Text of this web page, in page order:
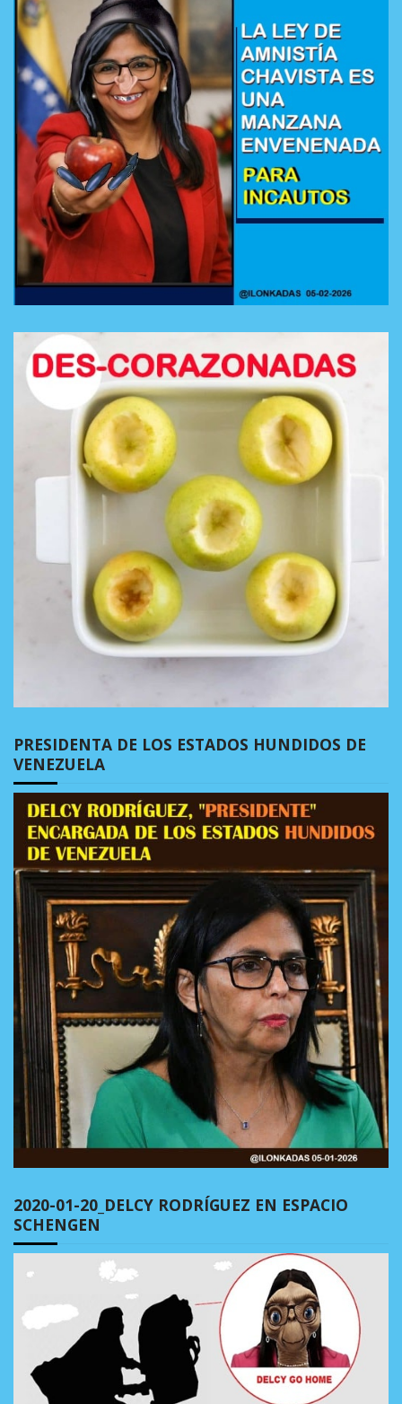
PRESIDENTA DE LOS ESTADOS HUNDIDOS DE
VENEZUELA
2020-01-20_DELCY RODRÍGUEZ EN ESPACIO
SCHENGEN